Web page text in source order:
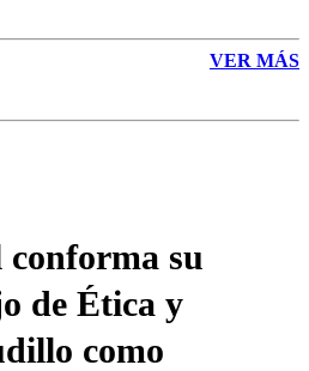
VER MÁS
su
de Ética y
como